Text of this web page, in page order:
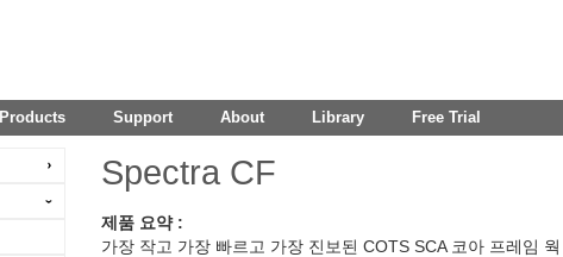
Products Support About Library Free Trial
Spectra CF
제품 요약 :
가장 작고 가장 빠르고 가장 진보된 COTS SCA 코아 프레임 웍